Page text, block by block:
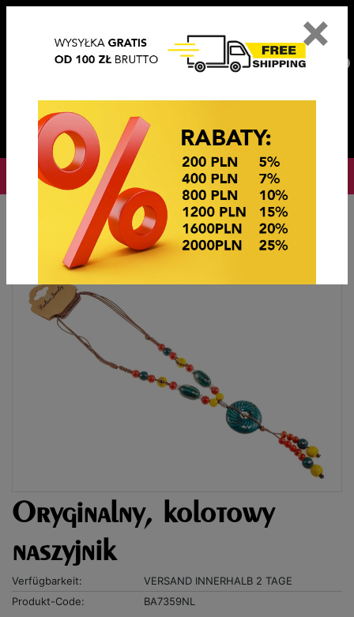
OKAZJE CENOWE
Bijouterie Naszyjniki
Oryginalny, kolotowy
naszyjnik
Verfügbarkeit:
VERSAND INNERHALB 2 TAGE
Produkt-Code:
BA7359NL
×